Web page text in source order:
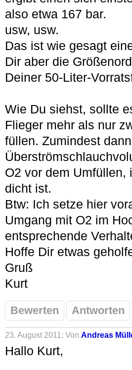
also etwa 167 bar.
usw, usw.
Das ist wie gesagt
Dir aber die
Deiner 50-Liter-
Wie Du siehst, sollte
Flieger mehr als nur
füllen. Zumindest
O2 vor dem Umfüllen,
dicht ist.
Btw: Ich setze hier
Umgang mit O2 im
entsprechende
Hoffe Dir etwas
Gruß
Kurt
Bewerten Antworten
23. August 2011: Von Andreas
Hallo Kurt,